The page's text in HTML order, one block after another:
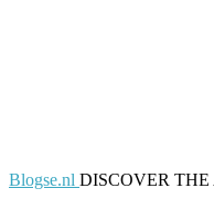
Blogse.nl DISCOVER